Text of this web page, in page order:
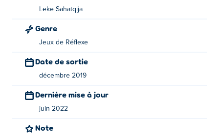
Leke Sahatqija
Genre
Jeux de Réflexe
Date de sortie
décembre 2019
Dernière mise à jour
juin 2022
Note